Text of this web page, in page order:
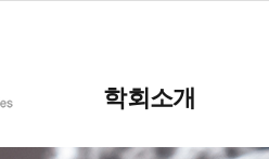
학회소개